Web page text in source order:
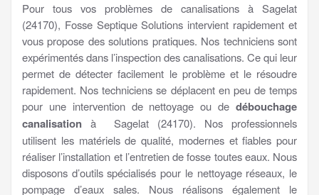
Pour tous vos problèmes de canalisations à Sagelat
(24170), Fosse Septique Solutions intervient rapidement et
vous propose des solutions pratiques. Nos techniciens sont
expérimentés dans l’inspection des canalisations. Ce qui leur
permet de détecter facilement le problème et le résoudre
rapidement. Nos techniciens se déplacent en peu de temps
pour une intervention de nettoyage ou de débouchage
canalisation à Sagelat (24170). Nos professionnels
utilisent les matériels de qualité, modernes et fiables pour
réaliser l’installation et l’entretien de fosse toutes eaux. Nous
disposons d’outils spécialisés pour le nettoyage réseaux, le
pompage d’eaux sales. Nous réalisons également le